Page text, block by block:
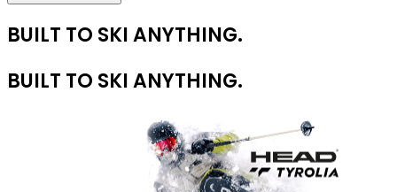
BUILT TO SKI ANYTHING.
BUILT TO SKI ANYTHING.